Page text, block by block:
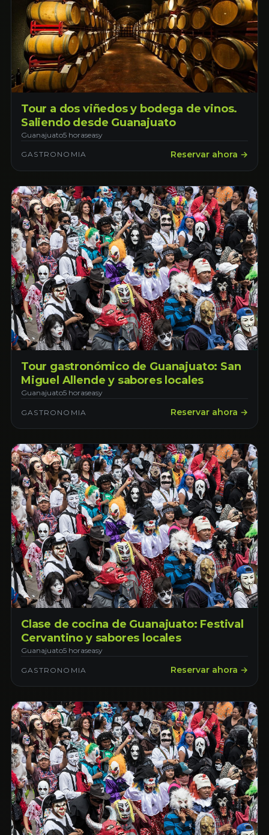
Tour a dos viñedos y bodega de vinos.
Saliendo desde Guanajuato
Guanajuato5 horaseasy
GASTRONOMIA Reservar ahora →
Tour gastronómico de Guanajuato: San
Miguel Allende y sabores locales
Guanajuato5 horaseasy
GASTRONOMIA Reservar ahora →
Clase de cocina de Guanajuato: Festival
Cervantino y sabores locales
Guanajuato5 horaseasy
GASTRONOMIA Reservar ahora →